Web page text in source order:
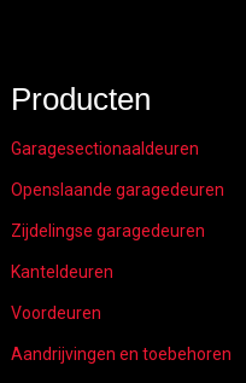
Producten
Garagesectionaaldeuren
Openslaande garagedeuren
Zijdelingse garagedeuren
Kanteldeuren
Voordeuren
Aandrijvingen en toebehoren